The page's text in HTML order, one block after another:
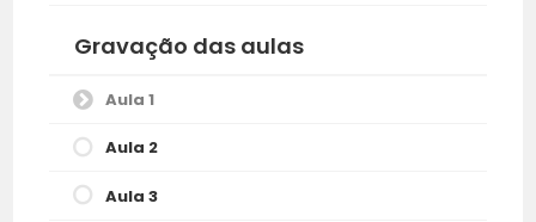
Gravação das aulas
Aula 1
Aula 2
Aula 3